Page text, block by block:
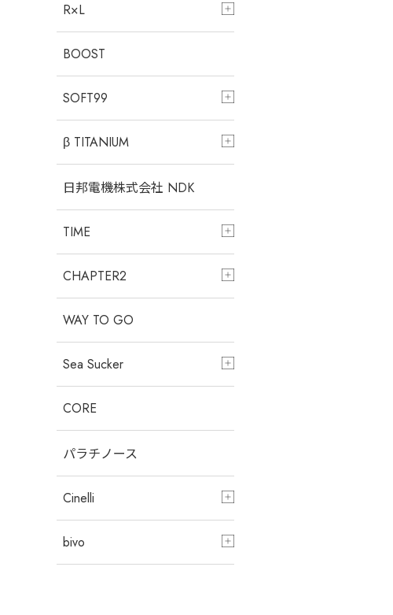
R×L
BOOST
SOFT99
β TITANIUM
日邦電機株式会社 NDK
TIME
CHAPTER2
WAY TO GO
Sea Sucker
CORE
パラチノース
Cinelli
bivo